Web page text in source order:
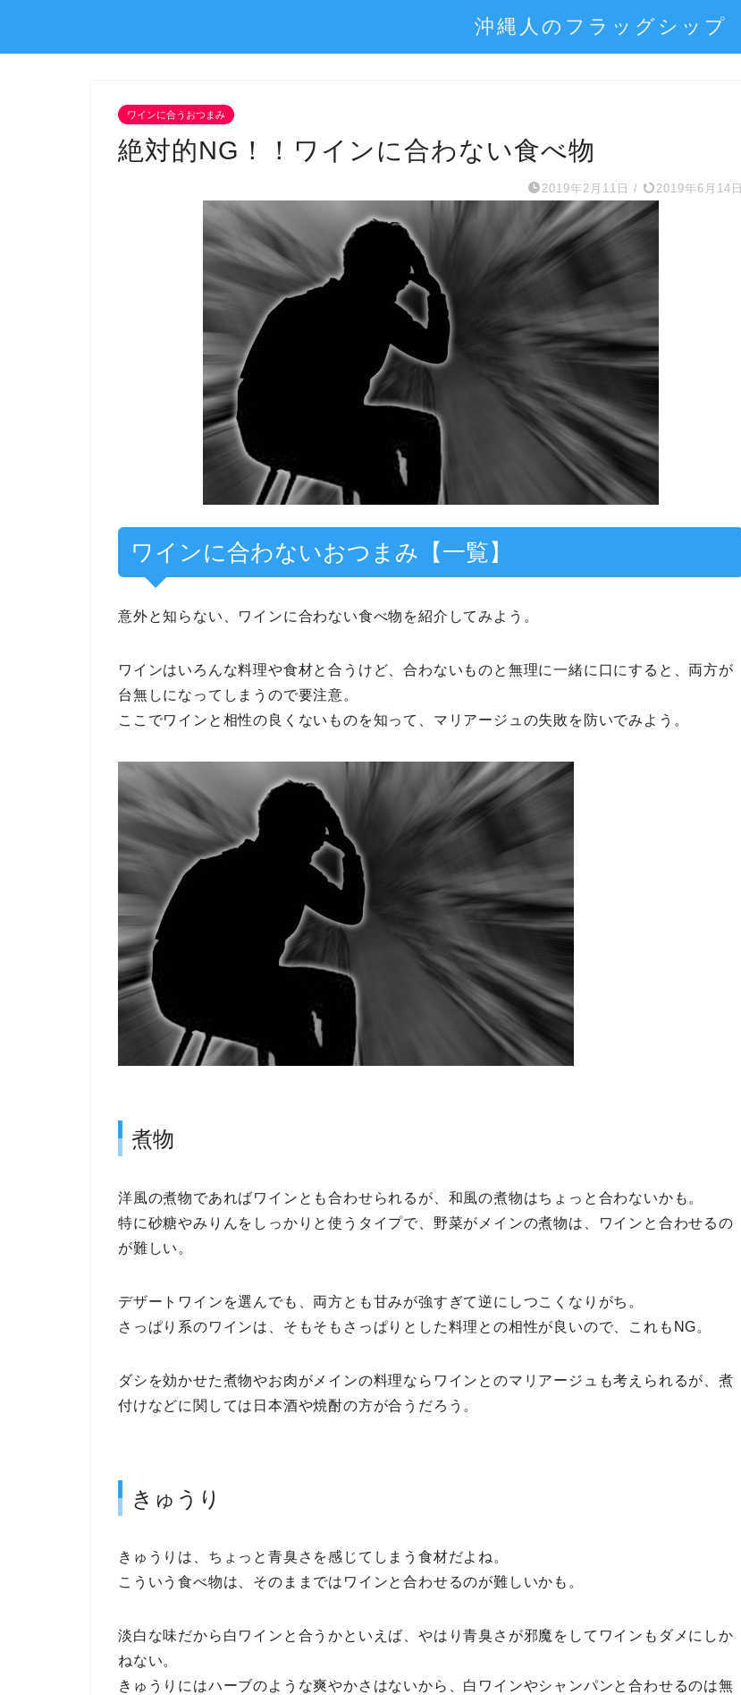
沖縄人のフラッグシップ
ワインに合うおつまみ
絶対的NG！！ワインに合わない食べ物
2019年2月11日 / 2019年6月14日
ワインに合わないおつまみ【一覧】
意外と知らない、ワインに合わない食べ物を紹介してみよう。
ワインはいろんな料理や食材と合うけど、合わないものと無理に一緒に口にすると、両方が
台無しになってしまうので要注意。
ここでワインと相性の良くないものを知って、マリアージュの失敗を防いでみよう。
煮物
洋風の煮物であればワインとも合わせられるが、和風の煮物はちょっと合わないかも。
特に砂糖やみりんをしっかりと使うタイプで、野菜がメインの煮物は、ワインと合わせるの
が難しい。
デザートワインを選んでも、両方とも甘みが強すぎて逆にしつこくなりがち。
さっぱり系のワインは、そもそもさっぱりとした料理との相性が良いので、これもNG。
ダシを効かせた煮物やお肉がメインの料理ならワインとのマリアージュも考えられるが、煮
付けなどに関しては日本酒や焼酎の方が合うだろう。
きゅうり
きゅうりは、ちょっと青臭さを感じてしまう食材だよね。
こういう食べ物は、そのままではワインと合わせるのが難しいかも。
淡白な味だから白ワインと合うかといえば、やはり青臭さが邪魔をしてワインもダメにしか
ねない。
きゅうりにはハーブのような爽やかさはないから、白ワインやシャンパンと合わせるのは無